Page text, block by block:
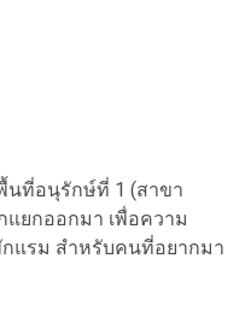
นที่อนุรักษ์ที่ 1 (สาขา
ยกออกมา เพื่อความ
กแรม สำหรับคนที่อยากมา